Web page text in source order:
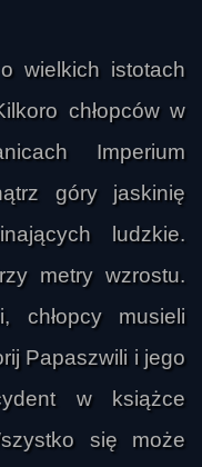
wielkich istotach
chłopców w
Imperium
góry jaskinię
ludzkie.
metry wzrostu.
musieli
Papaszwili i jego
w książce
się może